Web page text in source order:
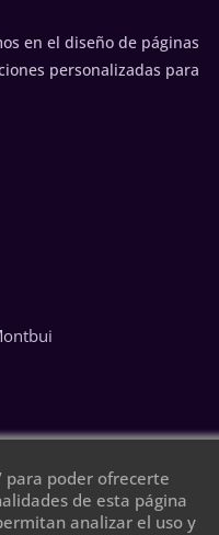
en el diseño de páginas
personalizadas para
para poder ofrecerte
de esta página
analizar el uso y